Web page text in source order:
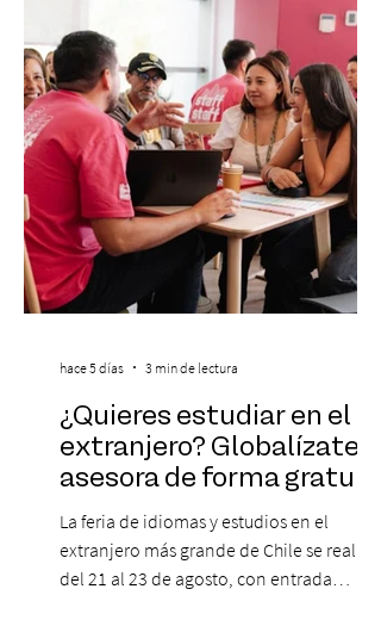
de energía, guitarras y canciones que han
marcado su breve pero exitosa trayectoria.
La jornad
¿Quieres estudiar en el
extranjero? Globalízate te
asesora de forma gratuita
La feria de idiomas y estudios en el
extranjero más grande de Chile se realizará
del 21 al 23 de agosto, con entrada
hace 5 días 3 min de lectura